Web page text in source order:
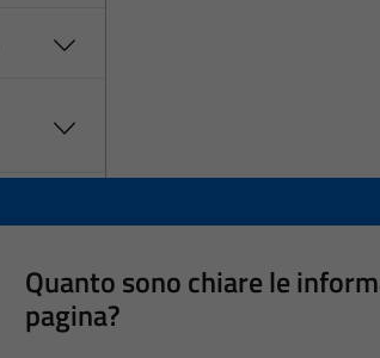
Quanto sono chiare le
pagina?